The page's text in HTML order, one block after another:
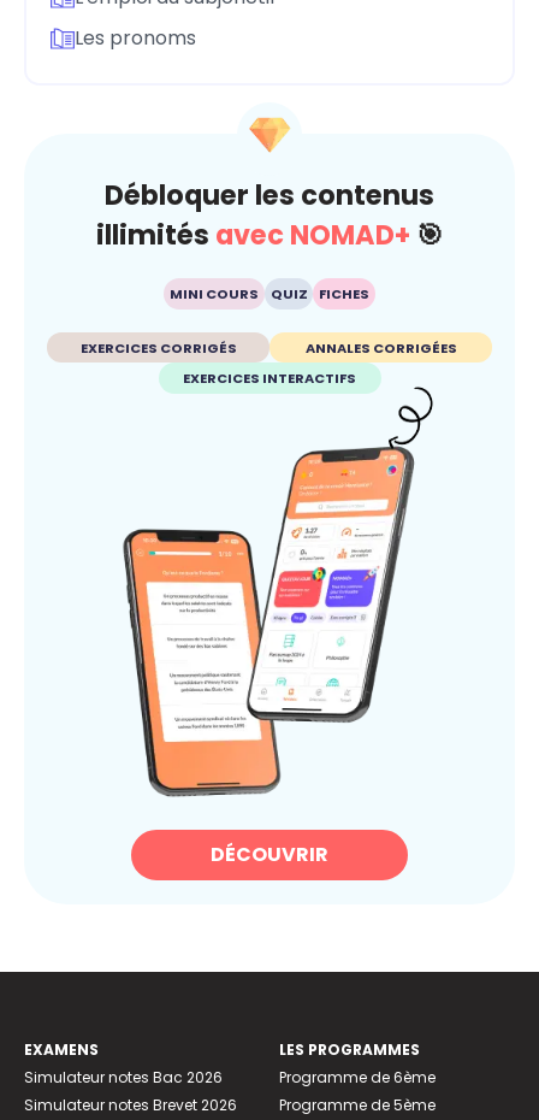
Les pronoms
Débloquer les contenus
illimités avec NOMAD+ 🎯
MINI COURS QUIZ FICHES
EXERCICES CORRIGÉS
ANNALES CORRIGÉES
EXERCICES INTERACTIFS
DÉCOUVRIR
EXAMENS
Simulateur notes Bac 2026
Simulateur notes Brevet 2026
LES PROGRAMMES
Programme de 6ème
Programme de 5ème